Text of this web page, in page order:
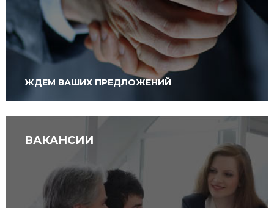
ЖДЕМ ВАШИХ ПРЕДЛОЖЕНИЙ
ВАКАНСИИ